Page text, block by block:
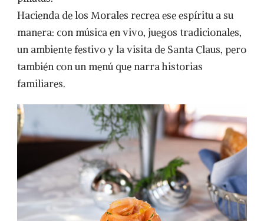
Hacienda de los Morales recrea ese espíritu a su
manera: con música en vivo, juegos tradicionales,
un ambiente festivo y la visita de Santa Claus, pero
también con un menú que narra historias
familiares.